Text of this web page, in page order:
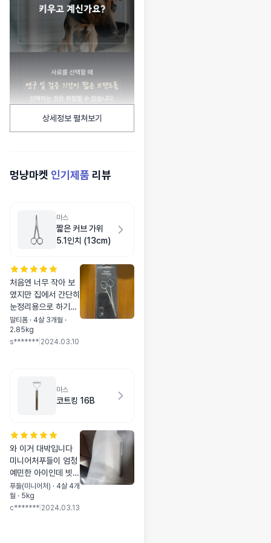
상세정보 펼쳐보기
멍냥마켓 인기제품 리뷰
마스
짧은 커브 가위
5.1인치 (13cm)
처음엔 너무 작아 보
였지만 집에서 간단히
눈정리용으로 하기에
안전하고 초보인 사람
이 쓰기에 편합니다.
말티폼 · 4살 3개월 ·
2.85kg
s******* 2024.03.10
마스
코트킹 16B
와 이거 대박입니다
미니어처푸들이 엄청
예민한 아이인데 빗질
할때 으르렁 안거려
요. 그리고 죽은털 보
고 깜짝놀랐어요
푸들(미니어처) · 4살 4개
월 · 5kg
c******* 2024.03.13